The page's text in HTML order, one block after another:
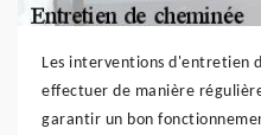
Les interventions d'entretien
effectuer de manière
garantir un bon